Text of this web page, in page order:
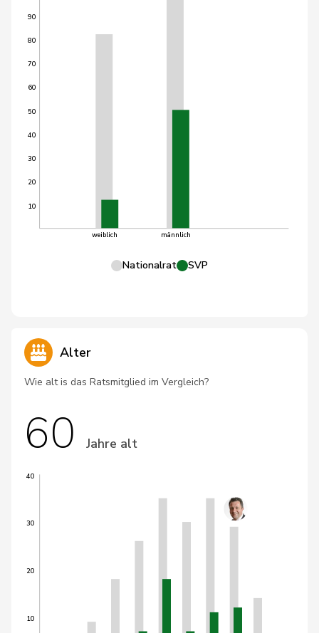
10
20
30
40
50
60
70
80
90
weiblich männlich
Nationalrat SVP
Alter
Wie alt is das Ratsmitglied im Vergleich?
60 Jahre alt
10
20
30
40